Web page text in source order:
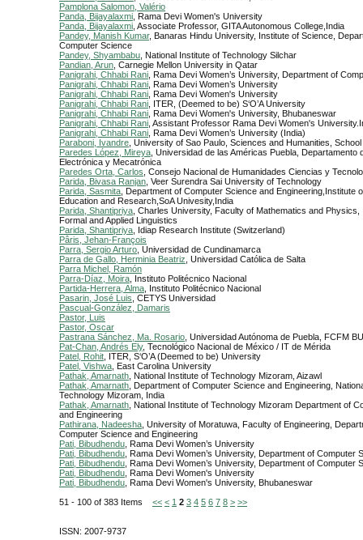
Pamplona Salomon, Valério
Panda, Bijayalaxmi , Rama Devi Women's University
Panda, Bijayalaxmi , Associate Professor, GITA Autonomous College,India
Pandey, Manish Kumar, Banaras Hindu University, Institute of Science,
Computer Science
Pandey, Shyambabu , National Institute of Technology Silchar
Pandian, Arun , Carnegie Mellon University in Qatar
Panigrahi, Chhabi Rani , Rama Devi Women’s University, Department of
Panigrahi, Chhabi Rani , Rama Devi Women’s University
Panigrahi, Chhabi Rani , Rama Devi Women's University
Panigrahi, Chhabi Rani , ITER, (Deemed to be) S‘O’A University
Panigrahi, Chhabi Rani , Rama Devi Women's University, Bhubaneswar
Panigrahi, Chhabi Rani , Assistant Professor Rama Devi Women's
Panigrahi, Chhabi Rani , Rama Devi Women’s University (India)
Paraboni, Ivandre , University of Sao Paulo, Sciences and Humanities,
Paredes López, Mireya , Universidad de las Américas Puebla, Departamento
Electrónica y Mecatrónica
Paredes Orta, Carlos , Consejo Nacional de Humanidades Ciencias y
Parida, Bivasa Ranjan , Veer Surendra Sai University of Technology
Parida, Sasmita , Department of Computer Science and Engineering,Institute
Education and Research,SoA Univesity,India
Parida, Shantipriya , Charles University, Faculty of Mathematics and Physics,
Formal and Applied Linguistics
Parida, Shantipriya , Idiap Research Institute (Switzerland)
Pâris, Jehan-François
Parra, Sergio Arturo , Universidad de Cundinamarca
Parra de Gallo, Herminia Beatriz , Universidad Católica de Salta
Parra Michel, Ramón
Parra-Díaz, Moira , Instituto Politécnico Nacional
Partida-Herrera, Alma , Instituto Politécnico Nacional
Pasarin, José Luis , CETYS Universidad
Pascual-González, Damaris
Pastor, Luis
Pastor, Oscar
Pastrana Sánchez, Ma. Rosario , Universidad Autónoma de Puebla, FCFM
Pat-Chan, Andrés Ely, Tecnológico Nacional de México / IT de Mérida
Patel, Rohit , ITER, S‘O’A (Deemed to be) University
Patel, Vishwa , East Carolina University
Pathak, Amarnath , National Institute of Technology Mizoram, Aizawl
Pathak, Amarnath , Department of Computer Science and Engineering,
Technology Mizoram, India
Pathak, Amarnath , National Institute of Technology Mizoram Department of
and Engineering
Pathirana, Nadeesha , University of Moratuwa, Faculty of Engineering,
Computer Science and Engineering
Pati, Bibudhendu , Rama Devi Women’s University
Pati, Bibudhendu , Rama Devi Women’s University, Department of Computer
Pati, Bibudhendu , Rama Devi Women’s University, Department of Computer
Pati, Bibudhendu , Rama Devi Women's University
Pati, Bibudhendu , Rama Devi Women's University, Bhubaneswar
51 - 100 of 383 Items << < 1 2 3 4 5 6 7 8 > >>
ISSN: 2007-9737